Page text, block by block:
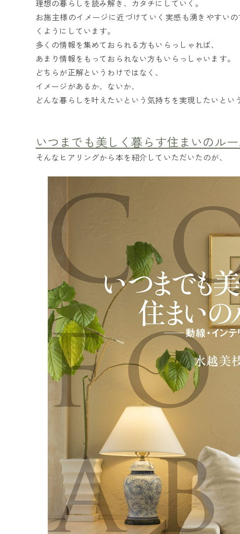
理想の暮らしを読み解き、カタチにしていく。
お施主様のイメージに近づけていく実感も湧きやすい
くようにしています。
多くの情報を集めておられる方もいらっしゃれば、
あまり情報をもっておられない方もいらっしゃいます。
どちらが正解というわけではなく、
イメージがあるか、ないか、
どんな暮らしを叶えたいという気持ちを実現したいとい
いつまでも美しく暮らす住まいのル
そんなヒアリングから本を紹介していただいたのが、